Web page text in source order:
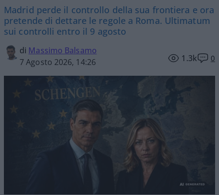
Madrid perde il controllo della sua frontiera e ora
pretende di dettare le regole a Roma. Ultimatum
sui controlli entro il 9 agosto
di Massimo Balsamo
7 Agosto 2026, 14:26
1.3k 0